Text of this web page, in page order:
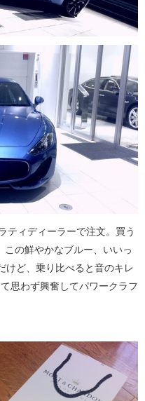
ティディーラーで注文。買う
の鮮やかなブルー、いいっ
けど、乗り比べると音のキレ
思わず興奮してパワークラフ